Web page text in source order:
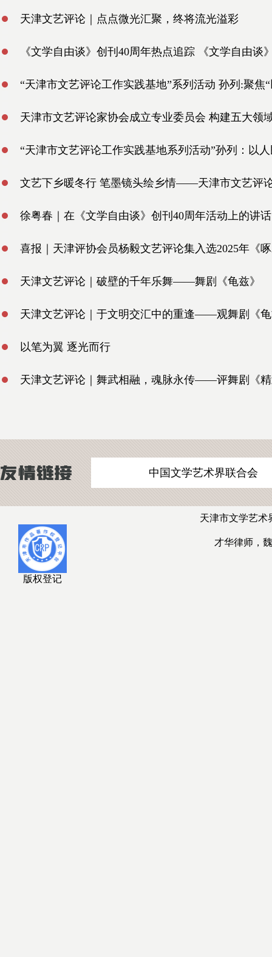
天津文艺评论｜点点微光汇聚，终将流光溢彩
《文学自由谈》创刊40周年热点追踪 《文学自由
“天津市文艺评论工作实践基地”系列活动 孙列:聚焦
天津市文艺评论家协会成立专业委员会 构建五大领
“天津市文艺评论工作实践基地系列活动”孙列：以
文艺下乡暖冬行 笔墨镜头绘乡情——天津市文艺评
徐粤春｜在《文学自由谈》创刊40周年活动上的讲话
喜报｜天津评协会员杨毅文艺评论集入选2025年《
天津文艺评论｜破壁的千年乐舞——舞剧《龟兹》
天津文艺评论｜于文明交汇中的重逢——观舞剧《
以笔为翼 逐光而行
天津文艺评论｜舞武相融，魂脉永传——评舞剧《
中国文学艺术界联合会
版权登记
天津市文学艺术
才华律师，